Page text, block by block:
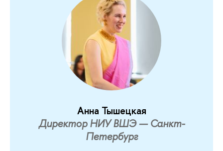
Анна Тышецкая
Директор НИУ ВШЭ — Санкт-
Петербург